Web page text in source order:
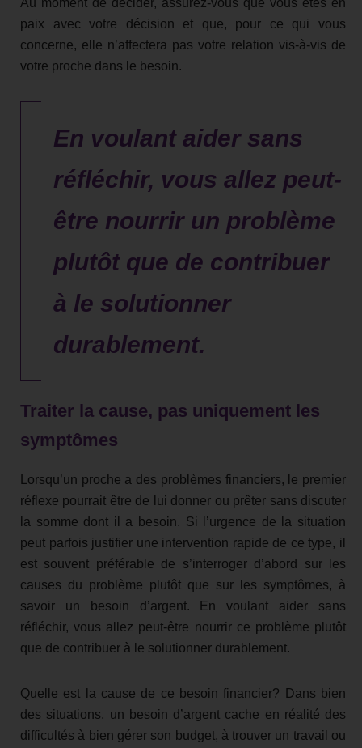
Au moment de décider, assurez-vous que vous êtes en
paix avec votre décision et que, pour ce qui vous
concerne, elle n’affectera pas votre relation vis-à-vis de
votre proche dans le besoin.
En voulant aider sans
réfléchir, vous allez peut-
être nourrir un problème
plutôt que de contribuer
à le solutionner
durablement.
Traiter la cause, pas uniquement les
symptômes
Lorsqu’un proche a des problèmes financiers, le premier
réflexe pourrait être de lui donner ou prêter sans discuter
la somme dont il a besoin. Si l’urgence de la situation
peut parfois justifier une intervention rapide de ce type, il
est souvent préférable de s’interroger d’abord sur les
causes du problème plutôt que sur les symptômes, à
savoir un besoin d’argent. En voulant aider sans
réfléchir, vous allez peut-être nourrir ce problème plutôt
que de contribuer à le solutionner durablement.
Quelle est la cause de ce besoin financier? Dans bien
des situations, un besoin d’argent cache en réalité des
difficultés à bien gérer son budget, à trouver un travail ou